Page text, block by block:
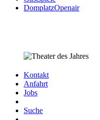
DomplatzOpenair
Kontakt
Anfahrt
Jobs
Suche